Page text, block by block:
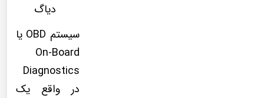
دیاگ
سیستم OBD یا
On-Board
Diagnostics
در واقع یک